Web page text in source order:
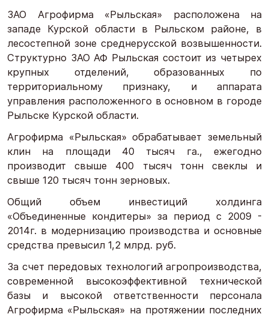
ЗАО Агрофирма «Рыльская» расположена на
западе Курской области в Рыльском районе, в
лесостепной зоне среднерусской возвышенности.
Cтруктурно ЗАО АФ Рыльская состоит из четырех
крупных отделений, образованных по
территориальному признаку, и аппарата
управления расположенного в основном в городе
Рыльске Курской области.
Агрофирма «Рыльская» обрабатывает земельный
клин на площади 40 тысяч га., ежегодно
производит свыше 400 тысяч тонн свеклы и
свыше 120 тысяч тонн зерновых.
Общий объем инвестиций холдинга
«Объединенные кондитеры» за период с 2009 -
2014г. в модернизацию производства и основные
средства превысил 1,2 млрд. руб.
За счет передовых технологий агропроизводства,
современной высокоэффективной технической
базы и высокой ответственности персонала
Агрофирма «Рыльская» на протяжении последних